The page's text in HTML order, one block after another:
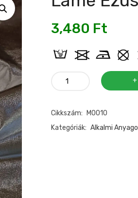
3,480 Ft
Lamé
Cikkszám:
M0010
Kategóriák: Alkalmi